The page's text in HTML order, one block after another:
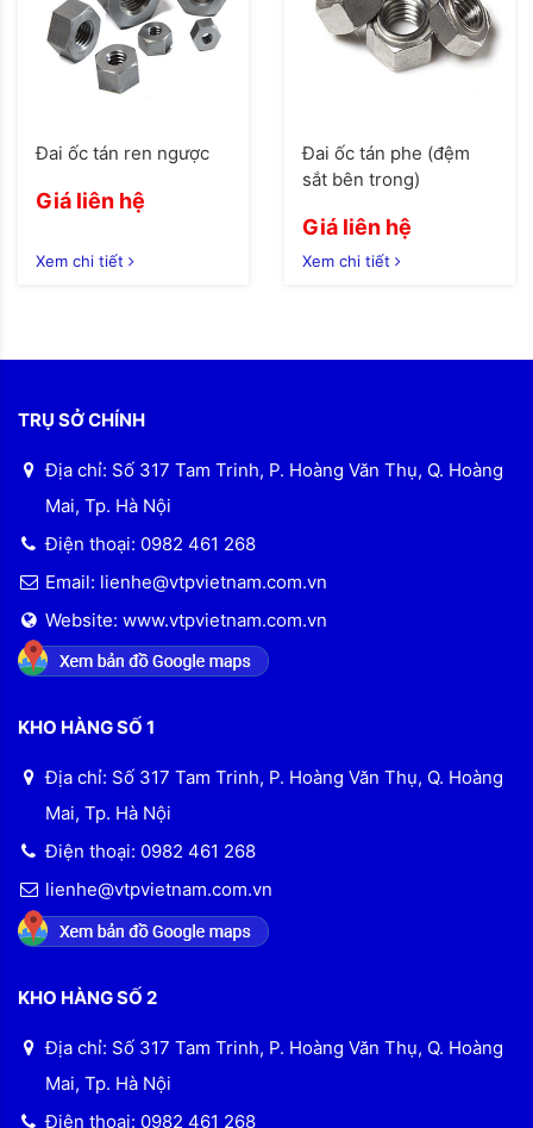
Đai ốc tán ren ngược
Giá liên hệ
Xem chi tiết
Đai ốc tán phe (đệm
sắt bên trong)
Giá liên hệ
Xem chi tiết
TRỤ SỞ CHÍNH
Địa chỉ: Số 317 Tam Trinh, P. Hoàng Văn Thụ, Q. Hoàng
Mai, Tp. Hà Nội
Điện thoại: 0982 461 268
Email: lienhe@vtpvietnam.com.vn
Website: www.vtpvietnam.com.vn
KHO HÀNG SỐ 1
Địa chỉ: Số 317 Tam Trinh, P. Hoàng Văn Thụ, Q. Hoàng
Mai, Tp. Hà Nội
Điện thoại: 0982 461 268
lienhe@vtpvietnam.com.vn
KHO HÀNG SỐ 2
Địa chỉ: Số 317 Tam Trinh, P. Hoàng Văn Thụ, Q. Hoàng
Mai, Tp. Hà Nội
Điện thoại: 0982 461 268